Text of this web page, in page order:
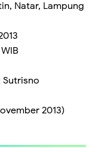
Natar, Lampung
Sutrisno
2013)